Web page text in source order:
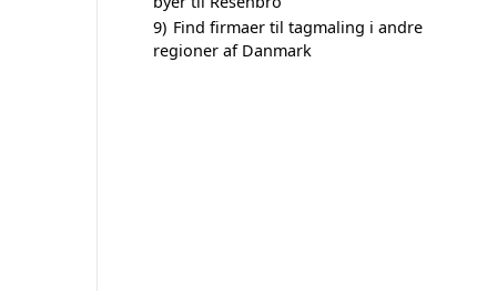
9) Find firmaer til tagmaling i andre
regioner af Danmark